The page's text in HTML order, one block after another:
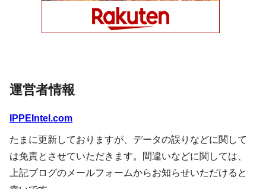
運営者情報
IPPEIntel.com
たまに更新しておりますが、データの誤りなどに関して
は免責とさせていただきます。間違いなどに関しては、
上記ブログのメールフォームからお知らせいただけると